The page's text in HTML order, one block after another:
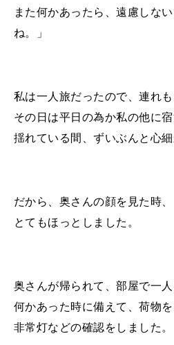
また何かあったら、遠慮しな
ね。」
私は一人旅だったので、連れも
その日は平日の為か私の他に宿
揺れている間、ずいぶんと心細
だから、奥さんの顔を見た時、
とてもほっとしました。
奥さんが帰られて、部屋で一人
何かあった時に備えて、荷物を
非常灯などの確認をしました。